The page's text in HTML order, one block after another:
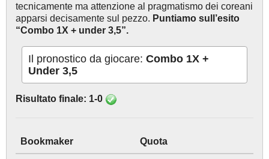
tecnicamente ma attenzione al pragmatismo dei coreani
apparsi decisamente sul pezzo. Puntiamo sull’esito
“Combo 1X + under 3,5”.
Il pronostico da giocare: Combo 1X +
Under 3,5
Risultato finale: 1-0
Bookmaker Quota